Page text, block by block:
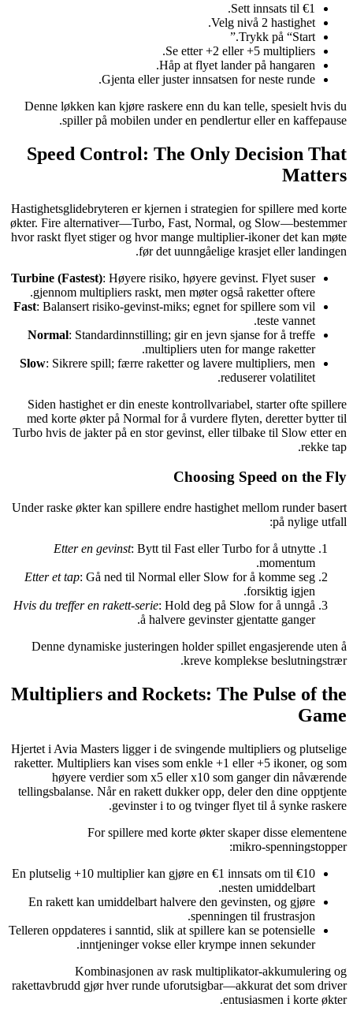
Sett innsats til €1.
Velg nivå 2 hastighet.
Trykk på “Start.”
Se etter +2 eller +5 multipliers.
Håp at flyet lander på hangaren.
Gjenta eller juster innsatsen for neste runde.
Denne løkken kan kjøre raskere enn du kan telle, spesielt hvis du
spiller på mobilen under en pendlertur eller en kaffepause.
Speed Control: The Only Decision That
Matters
Hastighetsglidebryteren er kjernen i strategien for spillere med korte
økter. Fire alternativer—Turbo, Fast, Normal, og Slow—bestemmer
hvor raskt flyet stiger og hvor mange multiplier-ikoner det kan møte
før det uunngåelige krasjet eller landingen.
Turbine (Fastest): Høyere risiko, høyere gevinst. Flyet suser
gjennom multipliers raskt, men møter også raketter oftere.
Fast: Balansert risiko-gevinst-miks; egnet for spillere som vil
teste vannet.
Normal: Standardinnstilling; gir en jevn sjanse for å treffe
multipliers uten for mange raketter.
Slow: Sikrere spill; færre raketter og lavere multipliers, men
reduserer volatilitet.
Siden hastighet er din eneste kontrollvariabel, starter ofte spillere
med korte økter på Normal for å vurdere flyten, deretter bytter til
Turbo hvis de jakter på en stor gevinst, eller tilbake til Slow etter en
rekke tap.
Choosing Speed on the Fly
Under raske økter kan spillere endre hastighet mellom runder basert
på nylige utfall:
Etter en gevinst: Bytt til Fast eller Turbo for å utnytte
momentum.
Etter et tap: Gå ned til Normal eller Slow for å komme seg
forsiktig igjen.
Hvis du treffer en rakett-serie: Hold deg på Slow for å unngå
å halvere gevinster gjentatte ganger.
Denne dynamiske justeringen holder spillet engasjerende uten å
kreve komplekse beslutningstrær.
Multipliers and Rockets: The Pulse of the
Game
Hjertet i Avia Masters ligger i de svingende multipliers og plutselige
raketter. Multipliers kan vises som enkle +1 eller +5 ikoner, og som
høyere verdier som x5 eller x10 som ganger din nåværende
tellingsbalanse. Når en rakett dukker opp, deler den dine opptjente
gevinster i to og tvinger flyet til å synke raskere.
For spillere med korte økter skaper disse elementene
mikro‑spenningstopper:
En plutselig +10 multiplier kan gjøre en €1 innsats om til €10
nesten umiddelbart.
En rakett kan umiddelbart halvere den gevinsten, og gjøre
spenningen til frustrasjon.
Telleren oppdateres i sanntid, slik at spillere kan se potensielle
inntjeninger vokse eller krympe innen sekunder.
Kombinasjonen av rask multiplikator-akkumulering og
rakettavbrudd gjør hver runde uforutsigbar—akkurat det som driver
entusiasmen i korte økter.